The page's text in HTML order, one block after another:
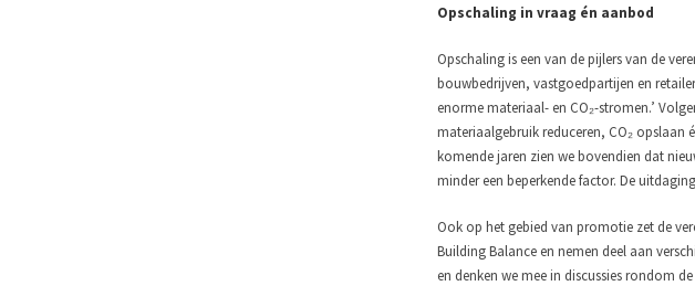
Opschaling in vraag én aanbod
Opschaling is een van de pijlers van de
bouwbedrijven, vastgoedpartijen en
enorme materiaal- en CO₂-stromen.’
materiaalgebruik reduceren, CO₂ opslaan
komende jaren zien we bovendien dat
minder een beperkende factor. De
Ook op het gebied van promotie zet de
Building Balance en nemen deel aan
en denken we mee in discussies rondom